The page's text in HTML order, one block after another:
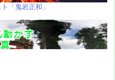
「鬼岩正和」